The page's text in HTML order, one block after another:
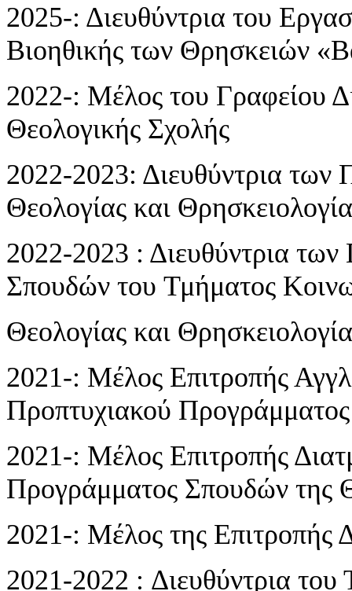
2025-: Διευθύντρια του
Βιοηθικής των Θρησκειών
2022-: Μέλος του Γραφείου
Θεολογικής Σχολής
2022-2023: Διευθύντρια
Θεολογίας και
2022-2023 : Διευθύντρια
Σπουδών του Τμήματος
Θεολογίας και
2021-: Μέλος Επιτροπής
Προπτυχιακού
2021-: Μέλος Επιτροπής
Προγράμματος Σπουδών της
2021-: Μέλος της
2021-2022 : Διευθύντρια